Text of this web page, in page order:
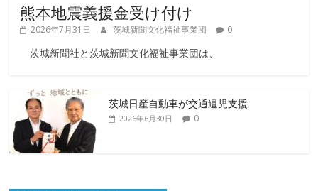
熊本地震義援金受け付け
2026年7月31日 茨城新聞文化福祉事業団 0
茨城新聞社と茨城新聞文化福祉事業団は、
茨城日産自動車が交通遺児支援
2026年6月30日 0